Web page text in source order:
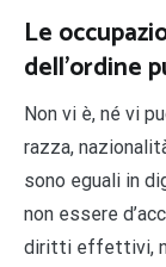
Le
dell’ordine
Non vi è, né vi
razza,
sono eguali in
non essere
diritti effettivi,